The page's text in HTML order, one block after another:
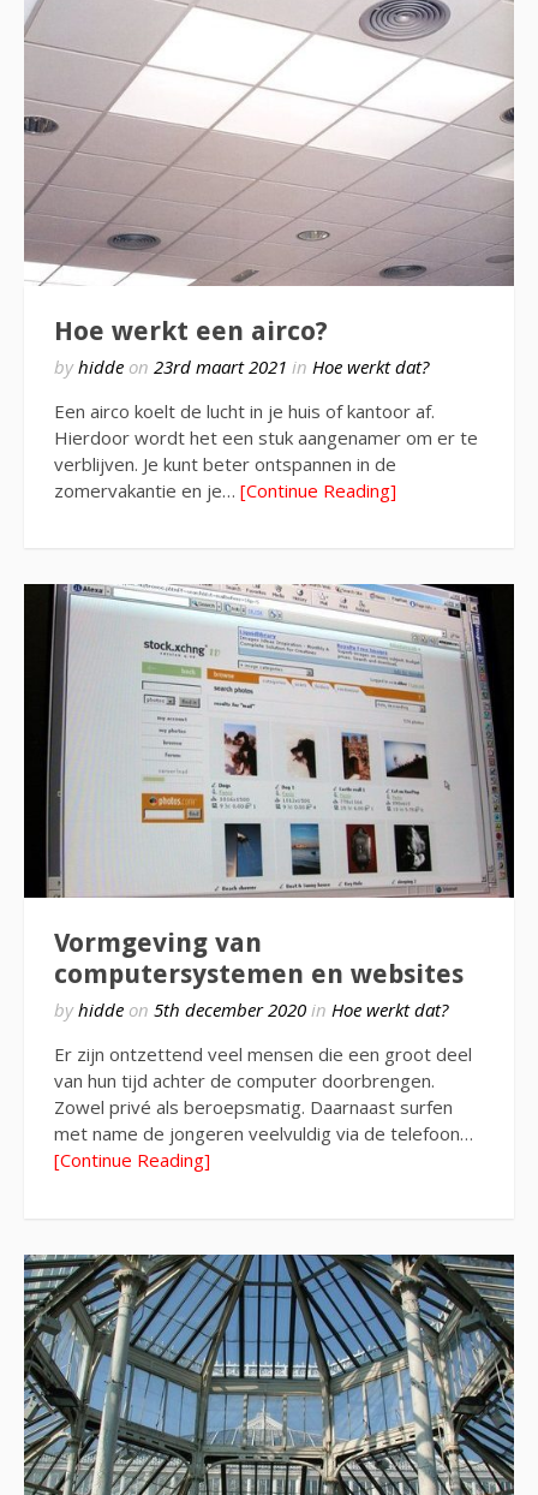
Hoe werkt een airco?
byhidde on 23rd maart 2021 in Hoe werkt dat?
Een airco koelt de lucht in je huis of kantoor af.
Hierdoor wordt het een stuk aangenamer om er te
verblijven. Je kunt beter ontspannen in de
zomervakantie en je… [Continue Reading]
Vormgeving van
computersystemen en websites
byhidde on 5th december 2020 in Hoe werkt dat?
Er zijn ontzettend veel mensen die een groot deel
van hun tijd achter de computer doorbrengen.
Zowel privé als beroepsmatig. Daarnaast surfen
met name de jongeren veelvuldig via de telefoon…
[Continue Reading]